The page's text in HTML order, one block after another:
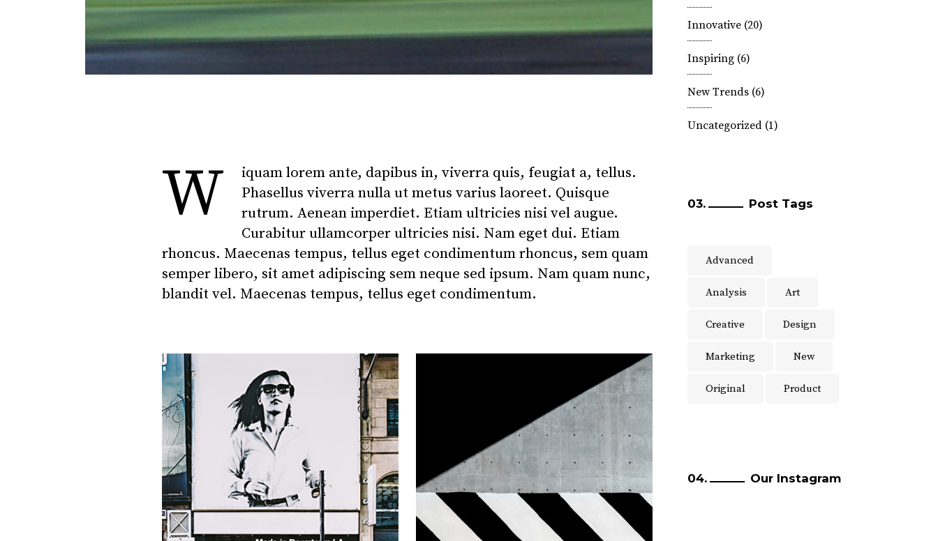
W
iquam lorem ante, dapibus in, viverra quis, feugiat a, tellus.
Phasellus viverra nulla ut metus varius laoreet. Quisque
rutrum. Aenean imperdiet. Etiam ultricies nisi vel augue.
Curabitur ullamcorper ultricies nisi. Nam eget dui. Etiam
rhoncus. Maecenas tempus, tellus eget condimentum rhoncus, sem quam
semper libero, sit amet adipiscing sem neque sed ipsum. Nam quam nunc,
blandit vel. Maecenas tempus, tellus eget condimentum.
Innovative(20)
Inspiring(6)
New Trends(6)
Uncategorized(1)
Post Tags
Advanced
Analysis Art
Creative Design
Marketing New
Original Product
Our Instagram